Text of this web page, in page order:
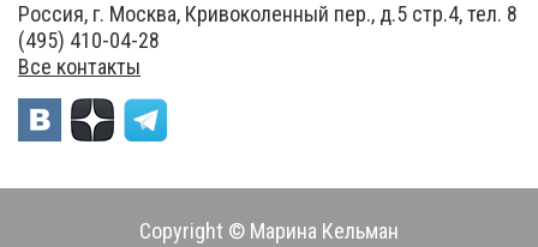
Россия, г. Москва, Кривоколенный пер., д.5 стр.4, тел. 8
(495) 410-04-28
Все контакты
Copyright © Марина Кельман